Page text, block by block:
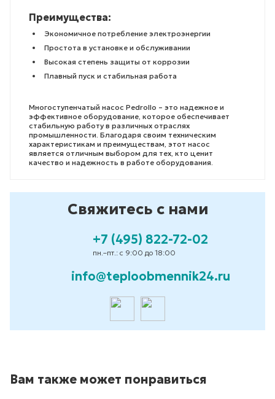
Преимущества:
Экономичное потребление электроэнергии
Простота в установке и обслуживании
Высокая степень защиты от коррозии
Плавный пуск и стабильная работа
Многоступенчатый насос Pedrollo – это надежное и
эффективное оборудование, которое обеспечивает
стабильную работу в различных отраслях
промышленности. Благодаря своим техническим
характеристикам и преимуществам, этот насос
является отличным выбором для тех, кто ценит
качество и надежность в работе оборудования.
Свяжитесь с нами
+7 (495) 822-72-02
пн.–пт.: с 9:00 до 18:00
info@teploobmennik24.ru
Вам также может понравиться